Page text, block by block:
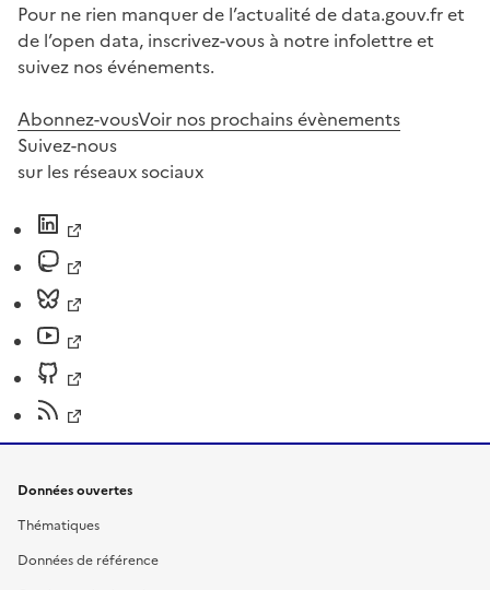
Pour ne rien manquer de l’actualité de data.gouv.fr et
de l’open data, inscrivez-vous à notre infolettre et
suivez nos événements.
Abonnez-vousVoir nos prochains évènements
Suivez-nous
sur les réseaux sociaux
Données ouvertes
Thématiques
Données de référence